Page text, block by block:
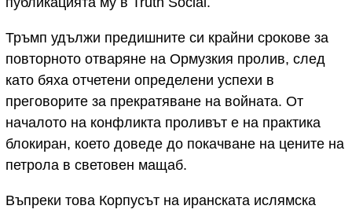
Тръмп удължи предишните си крайни срокове за
повторното отваряне на Ормузкия пролив, след
като бяха отчетени определени успехи в
преговорите за прекратяване на войната. От
началото на конфликта проливът е на практика
блокиран, което доведе до покачване на цените на
петрола в световен мащаб.
Въпреки това Корпусът на иранската ислямска